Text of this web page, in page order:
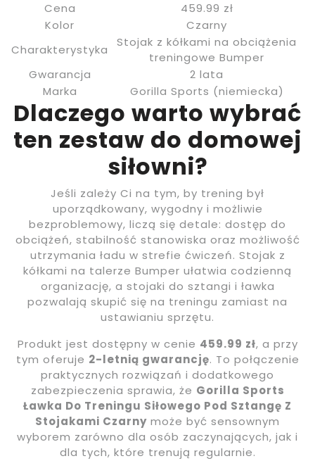
Cena
459.99 zł
Kolor
Czarny
Charakterystyka
Stojak z kółkami na obciążenia
treningowe Bumper
Gwarancja
2 lata
Marka
Gorilla Sports (niemiecka)
Dlaczego warto wybrać
ten zestaw do domowej
siłowni?
Jeśli zależy Ci na tym, by trening był
uporządkowany, wygodny i możliwie
bezproblemowy, liczą się detale: dostęp do
obciążeń, stabilność stanowiska oraz możliwość
utrzymania ładu w strefie ćwiczeń. Stojak z
kółkami na talerze Bumper ułatwia codzienną
organizację, a stojaki do sztangi i ławka
pozwalają skupić się na treningu zamiast na
ustawianiu sprzętu.
Produkt jest dostępny w cenie 459.99 zł, a przy
tym oferuje 2-letnią gwarancję. To połączenie
praktycznych rozwiązań i dodatkowego
zabezpieczenia sprawia, że Gorilla Sports
Ławka Do Treningu Siłowego Pod Sztangę Z
Stojakami Czarny może być sensownym
wyborem zarówno dla osób zaczynających, jak i
dla tych, które trenują regularnie.